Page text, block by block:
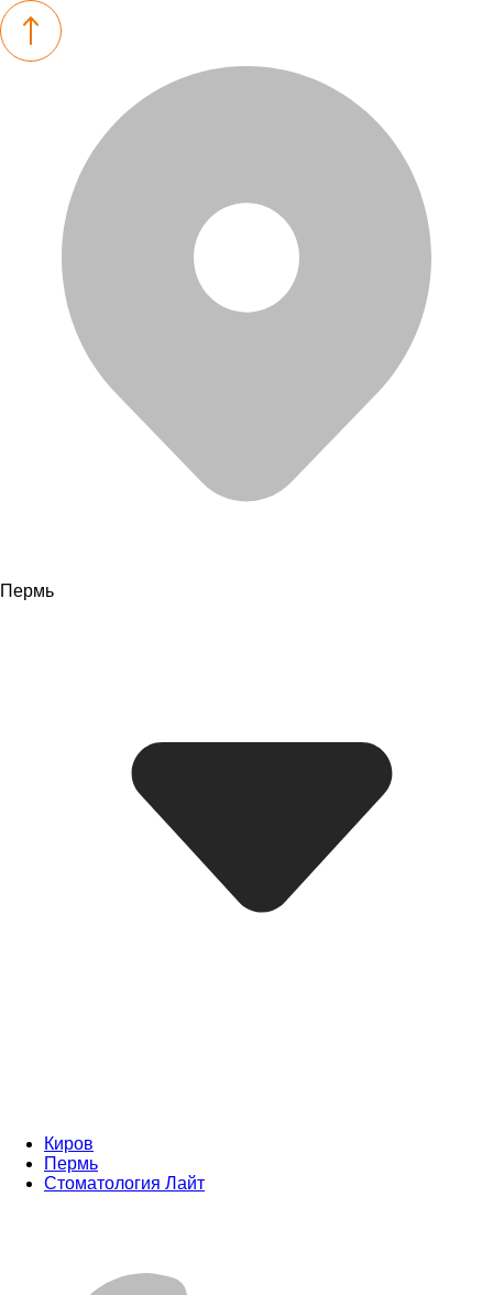
Пермь
Киров
Пермь
Стоматология Лайт